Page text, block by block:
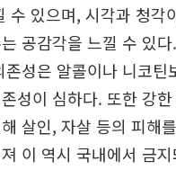
수 있으며, 시각과 청각
공감각을 느낄 수 있
성은 알콜이나 니코틴
성이 심하다. 또한 강
살인, 자살 등의 피해
이 역시 국내에서 금